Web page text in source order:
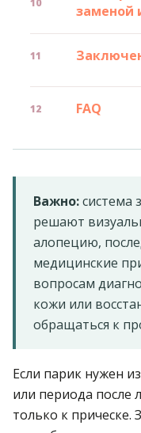
заменой
FAQ
Важно:система
решают
алопецию,
медицинские
вопросам
кожи или
обращаться к
Если парик нужен
или периода после
только к прическе.